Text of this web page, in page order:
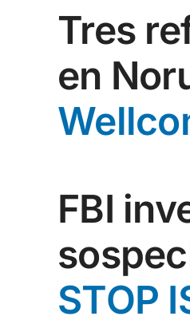
Tres
en
FBI
STOP